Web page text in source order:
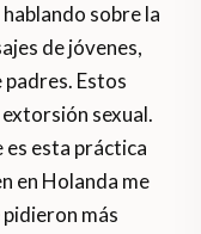
sobre la
de jóvenes,
Estos
sexual.
es esta práctica
en Holanda me
más